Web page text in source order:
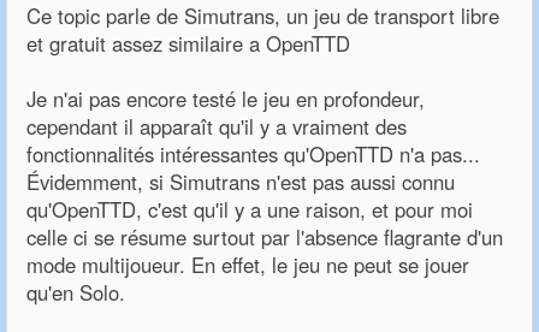
Ce topic parle de Simutrans, un jeu de transport libre
et gratuit assez similaire a OpenTTD
Je n'ai pas encore testé le jeu en profondeur,
cependant il apparaît qu'il y a vraiment des
fonctionnalités intéressantes qu'OpenTTD n'a pas...
Évidemment, si Simutrans n'est pas aussi connu
qu'OpenTTD, c'est qu'il y a une raison, et pour moi
celle ci se résume surtout par l'absence flagrante d'un
mode multijoueur. En effet, le jeu ne peut se jouer
qu'en Solo.